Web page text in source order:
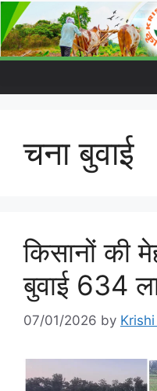
चना बुवाई
किसानों की
बुवाई 634
07/01/2026 by